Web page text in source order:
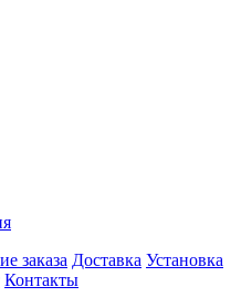
заказа Доставка Установка
Контакты